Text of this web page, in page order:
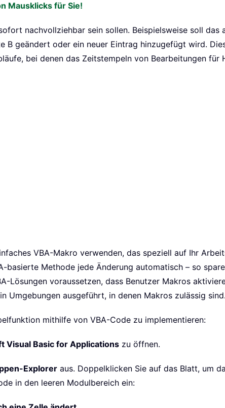
Mausklicks für Sie!
nachvollziehbar sein sollen. Beispielsweise soll
geändert oder ein neuer Eintrag hinzugefügt wird.
bei denen das Zeitstempeln von Bearbeitungen für
VBA-Makro verwenden, das speziell auf Ihr
Methode jede Änderung automatisch – so
Lösungen voraussetzen, dass Benutzer Makros
Umgebungen ausgeführt, in denen Makros zulässig sind.
mithilfe von VBA-Code zu implementieren:
Visual Basic for Applications zu öffnen.
Explorer aus. Doppelklicken Sie auf das Blatt, um
in den leeren Modulbereich ein: